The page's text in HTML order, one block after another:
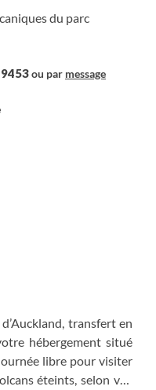
du parc
ou par message
transfert en
hébergement situé
libre pour visiter
éteints, selon vos